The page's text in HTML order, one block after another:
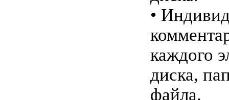
•
каждого
диска,
файла.